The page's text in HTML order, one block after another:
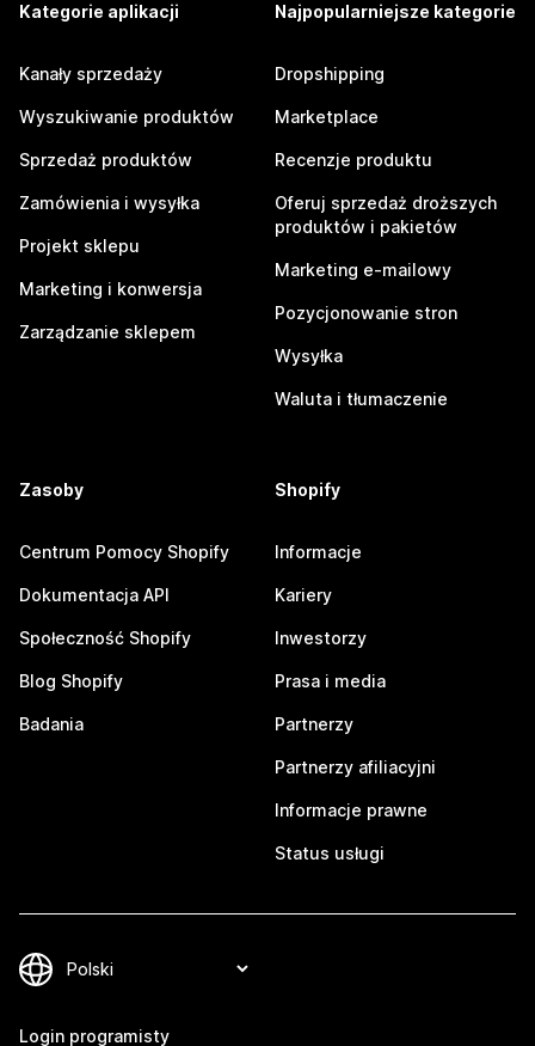
Kategorie aplikacji
Kanały sprzedaży
Wyszukiwanie produktów
Sprzedaż produktów
Zamówienia i wysyłka
Projekt sklepu
Marketing i konwersja
Zarządzanie sklepem
Najpopularniejsze kategorie
Dropshipping
Marketplace
Recenzje produktu
Oferuj sprzedaż droższych
produktów i pakietów
Marketing e-mailowy
Pozycjonowanie stron
Wysyłka
Waluta i tłumaczenie
Zasoby
Centrum Pomocy Shopify
Dokumentacja API
Społeczność Shopify
Blog Shopify
Badania
Shopify
Informacje
Kariery
Inwestorzy
Prasa i media
Partnerzy
Partnerzy afiliacyjni
Informacje prawne
Status usługi
Login programisty